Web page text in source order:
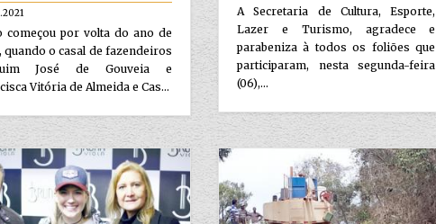
começou por volta do ano de
quando o casal de fazendeiros
José de Gouveia e
Vitória de Almeida e Cas...
A Secretaria de Cultura, Esporte,
Lazer e Turismo, agradece e
parabeniza à todos os foliões que
participaram, nesta segunda-feira
(06),...